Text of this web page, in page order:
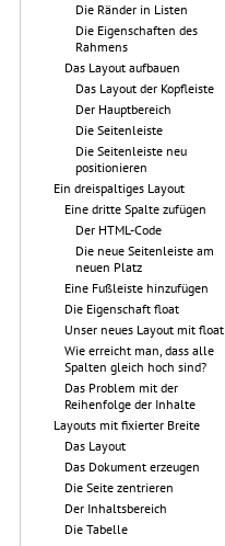
Die Ränder in Listen
Die Eigenschaften des
Rahmens
Das Layout aufbauen
Das Layout der Kopfleiste
Der Hauptbereich
Die Seitenleiste
Die Seitenleiste neu
positionieren
Ein dreispaltiges Layout
Eine dritte Spalte zufügen
Der HTML-Code
Die neue Seitenleiste am
neuen Platz
Eine Fußleiste hinzufügen
Die Eigenschaft float
Unser neues Layout mit float
Wie erreicht man, dass alle
Spalten gleich hoch sind?
Das Problem mit der
Reihenfolge der Inhalte
Layouts mit fixierter Breite
Das Layout
Das Dokument erzeugen
Die Seite zentrieren
Der Inhaltsbereich
Die Tabelle